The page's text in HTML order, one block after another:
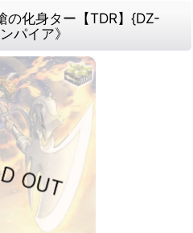
の化身ター【TDR】{DZ-
パイア》